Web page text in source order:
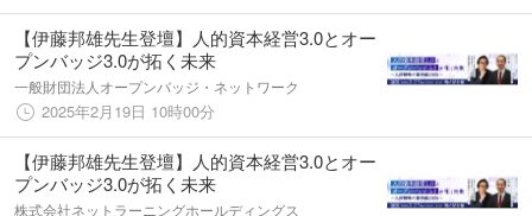
【伊藤邦雄先生登壇】人的資本経営3.0とオー
プンバッジ3.0が拓く未来
一般財団法人オープンバッジ・ネットワーク
2025年2月19日 10時00分
【伊藤邦雄先生登壇】人的資本経営3.0とオー
プンバッジ3.0が拓く未来
株式会社ネットラーニングホールディングス